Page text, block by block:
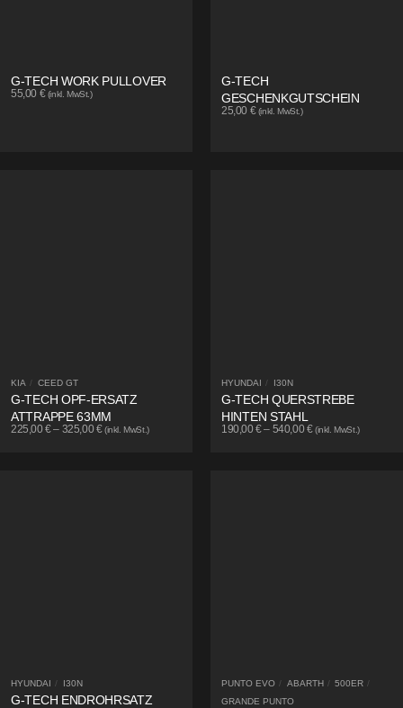
G-TECH WORK PULLOVER
55,00 € (inkl. MwSt.)
G-TECH
GESCHENKGUTSCHEIN
25,00 € (inkl. MwSt.)
KIA / CEED GT
G-TECH OPF-ERSATZ
ATTRAPPE 63MM
225,00€– 325,00€ (inkl. MwSt.)
HYUNDAI / I30N
G-TECH QUERSTREBE
HINTEN STAHL
190,00€– 540,00€ (inkl. MwSt.)
HYUNDAI / I30N
G-TECH ENDROHRSATZ
PUNTO EVO / ABARTH / 500ER /
GRANDE PUNTO